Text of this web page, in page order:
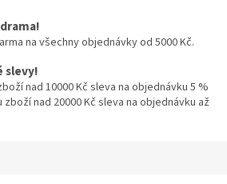
na všechny objednávky od 5000 Kč.
slevy!
nad 10000 Kč sleva na objednávku 5 %
zboží nad 20000 Kč sleva na objednávku až